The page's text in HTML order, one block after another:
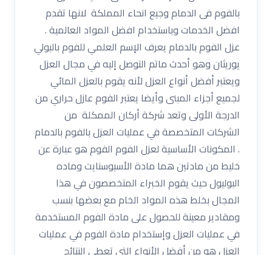
بالفوم فى الدمام وجيع انحاء المملكة لانها تقدم
افضل الخدمات وباستخدام افضل المواد العالمية .
عزل الفوم بالدمام يعرف الإسم العلمي للفوم بالبولي
يوريثان وهو أحدث ماتم التوصل إليه في مجال العزل
ويعتبر أفضل أنواع العزل لأنه يقوم بالعزل المائي
لجميع أجزاء المبنى وأيضا يعتبر الفوم عازل حراري من
الدرجة الأولى وتعد شركة أركان الممكلة من
الشركات المتخصصة في عمليات العزل بالفوم بالدمام
. المكونات الأساسية لعزل الفوم الفوم هو عبارة عن
خليط من مادتين هما مادة الأسيوسنايت وماده
البوليول حيث يقوم الخبراء المتخصصون في هذا
المجال بخلط هذه المواد الخام مع بعضها بنسب
ومقادير معينة للحصول على مادة الفوم المستخدمة
في عمليات العزل وإستخدام مادة الفوم في عمليات
العزل هو من أفضل الأنواع التي تعطي النتائج